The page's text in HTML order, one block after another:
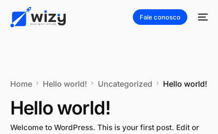
Fale conosco
Home Hello world! Uncategorized Hello world!
Hello world!
Welcome to WordPress. This is your first post. Edit or